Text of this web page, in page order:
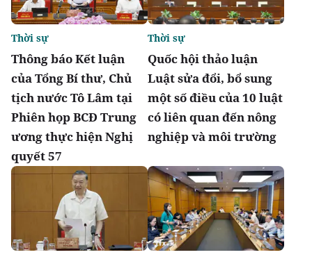
Thông báo Kết luận
của Tổng Bí thư, Chủ
tịch nước Tô Lâm tại
Phiên họp BCĐ Trung
ương thực hiện Nghị
quyết 57
Thời sự
Quốc hội thảo luận
Luật sửa đổi, bổ sung
một số điều của 10 luật
có liên quan đến nông
nghiệp và môi trường
Thời sự